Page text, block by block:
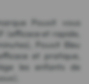
Pouxit vous
(efficace et rapide,
Pouxit Bleu
et pratique,
les enfants de